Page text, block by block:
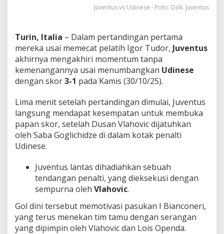
n
!
Juventus vs Udinese - Foto: Dok. Juventus
Turin, Italia – Dalam pertandingan pertama
mereka usai memecat pelatih Igor Tudor, Juventus
akhirnya mengakhiri momentum tanpa
kemenangannya usai menumbangkan Udinese
dengan skor3-1 pada Kamis (30/10/25).
Lima menit setelah pertandingan dimulai, Juventus
langsung mendapat kesempatan untuk membuka
papan skor, setelah Dusan Vlahovic dijatuhkan
oleh Saba Goglichidze di dalam kotak penalti
Udinese.
Juventus lantas dihadiahkan sebuah
tendangan penalti, yang dieksekusi dengan
sempurna oleh Vlahovic.
Gol dini tersebut memotivasi pasukan I Bianconeri,
yang terus menekan tim tamu dengan serangan
yang dipimpin oleh Vlahovic dan Lois Openda.